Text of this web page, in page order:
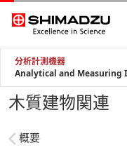
分析計測機器
Analytical and Measuring
木質建物関連
概要